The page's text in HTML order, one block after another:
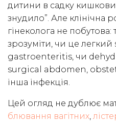
дитини в садку кишковий
знудило”. Але клінічна
гінеколога не
зрозуміти, чи це
gastroenteritis, чи
surgical abdomen,
інша інфекція.
Цей огляд не дублює
блювання вагітних,